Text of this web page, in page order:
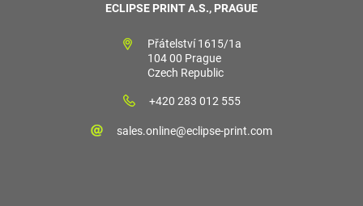
ECLIPSE PRINT A.S., PRAGUE
Přátelství 1615/1a
104 00 Prague
Czech Republic
+420 283 012 555
sales.online@eclipse-print.com